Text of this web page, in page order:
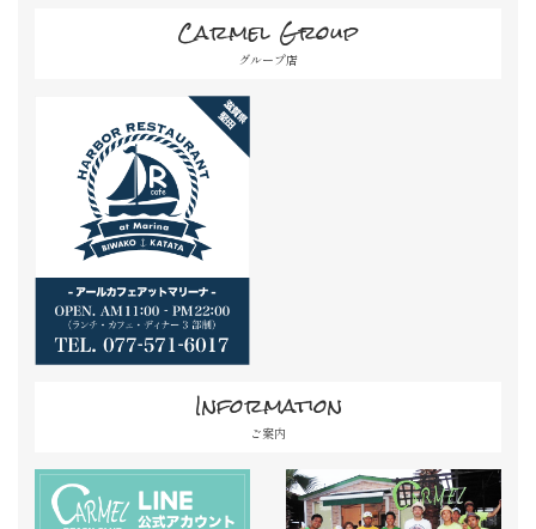
Carmel Group
グループ店
Information
ご案内